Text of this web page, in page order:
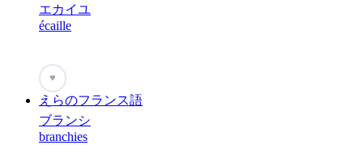
エカイユ
écaille
♥
えらのフランス語
ブランシ
branchies